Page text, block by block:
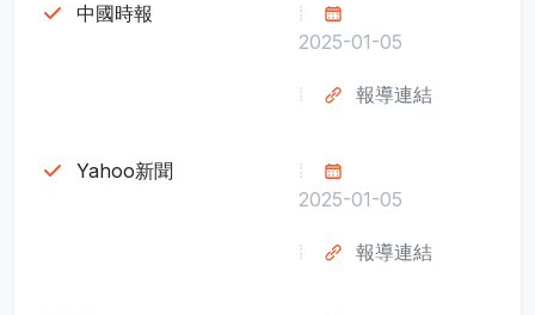
中國時報
2025-01-05
報導連結
Yahoo新聞
2025-01-05
報導連結